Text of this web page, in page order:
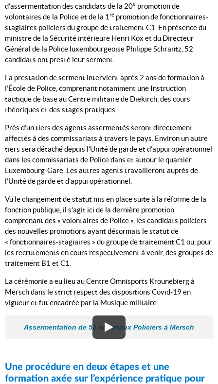
d’assermentation des candidats de la 20e promotion de
volontaires de la Police et de la 1 re promotion de fonctionnaires-
stagiaires policiers du groupe de traitement C1. En présence du
ministre de la Sécurité intérieure Henri Kox et du Directeur
Général de la Police luxembourgeoise Philippe Schrantz, 52
candidats ont presté leur serment.
La prestation de serment intervient après 2 ans de formation à
l’École de Police, comprenant notamment une Instruction
tactique de base au Centre militaire de Diekirch, des cours
théoriques et des stages pratiques.
Près d’un tiers des agents assermentés seront directement
affectés à des commissariats à travers le pays. Environ un autre
tiers sera détaché depuis l’Unité de garde et d’appui opérationnel
dans les commissariats de Police dans et autour le quartier
Luxembourg-Gare. Les autres agents travailleront auprès de
l’Unité de garde et d’appui opérationnel.
Vu le changement de statut mis en place suite à la réforme de la
fonction publique, il s’agit ici de la dernière promotion
comprenant des « volontaires de Police », les candidats policiers
des nouvelles promotions ayant désormais le statut de
« fonctionnaires-stagiaires » du groupe de traitement C1 ou, pour
les recrutements en cours respectivement à venir, des groupes de
traitement B1 et C1.
La cérémonie a eu lieu au Centre Omnisports Krounebierg à
Mersch dans le strict respect des dispositions Covid-19 en
vigueur et fut encadrée par la Musique militaire.
Assermentation de 52 nouveaux Policiers à Mersch
Une procédure en deux étapes et une
formation axée sur l’expérience pratique pour